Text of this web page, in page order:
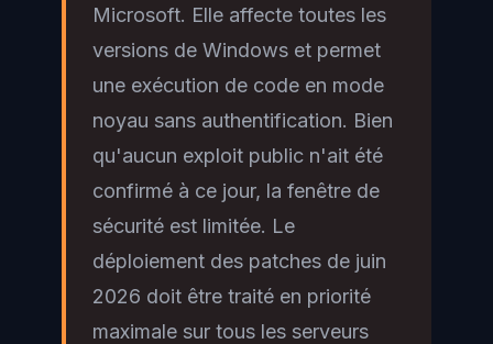
Microsoft. Elle affecte toutes les
versions de Windows et permet
une exécution de code en mode
noyau sans authentification. Bien
qu'aucun exploit public n'ait été
confirmé à ce jour, la fenêtre de
sécurité est limitée. Le
déploiement des patches de juin
2026 doit être traité en priorité
maximale sur tous les serveurs